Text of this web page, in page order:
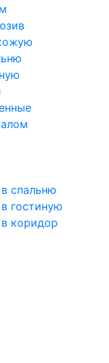
спальню
гостиную
коридор